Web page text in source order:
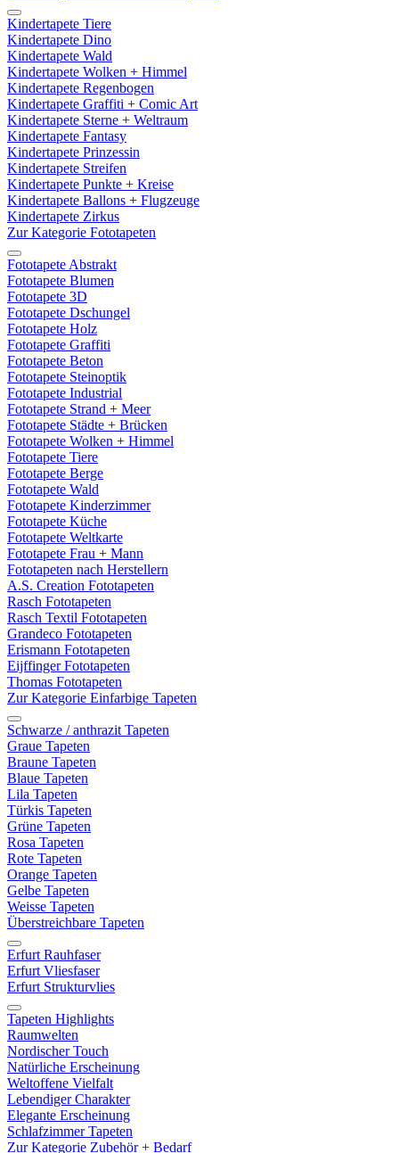
Kindertapete Tiere
Kindertapete Dino
Kindertapete Wald
Kindertapete Wolken + Himmel
Kindertapete Regenbogen
Kindertapete Graffiti + Comic Art
Kindertapete Sterne + Weltraum
Kindertapete Fantasy
Kindertapete Prinzessin
Kindertapete Streifen
Kindertapete Punkte + Kreise
Kindertapete Ballons + Flugzeuge
Kindertapete Zirkus
Zur Kategorie Fototapeten
Fototapete Abstrakt
Fototapete Blumen
Fototapete 3D
Fototapete Dschungel
Fototapete Holz
Fototapete Graffiti
Fototapete Beton
Fototapete Steinoptik
Fototapete Industrial
Fototapete Strand + Meer
Fototapete Städte + Brücken
Fototapete Wolken + Himmel
Fototapete Tiere
Fototapete Berge
Fototapete Wald
Fototapete Kinderzimmer
Fototapete Küche
Fototapete Weltkarte
Fototapete Frau + Mann
Fototapeten nach Herstellern
A.S. Creation Fototapeten
Rasch Fototapeten
Rasch Textil Fototapeten
Grandeco Fototapeten
Erismann Fototapeten
Eijffinger Fototapeten
Thomas Fototapeten
Zur Kategorie Einfarbige Tapeten
Schwarze / anthrazit Tapeten
Graue Tapeten
Braune Tapeten
Blaue Tapeten
Lila Tapeten
Türkis Tapeten
Grüne Tapeten
Rosa Tapeten
Rote Tapeten
Orange Tapeten
Gelbe Tapeten
Weisse Tapeten
Überstreichbare Tapeten
Erfurt Rauhfaser
Erfurt Vliesfaser
Erfurt Strukturvlies
Tapeten Highlights
Raumwelten
Nordischer Touch
Natürliche Erscheinung
Weltoffene Vielfalt
Lebendiger Charakter
Elegante Erscheinung
Schlafzimmer Tapeten
Zur Kategorie Zubehör + Bedarf